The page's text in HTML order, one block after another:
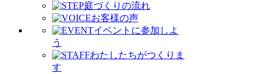
庭づくりの流れ
お客様の声
イベントに参加しよ
う
わたしたちがつくりま
す